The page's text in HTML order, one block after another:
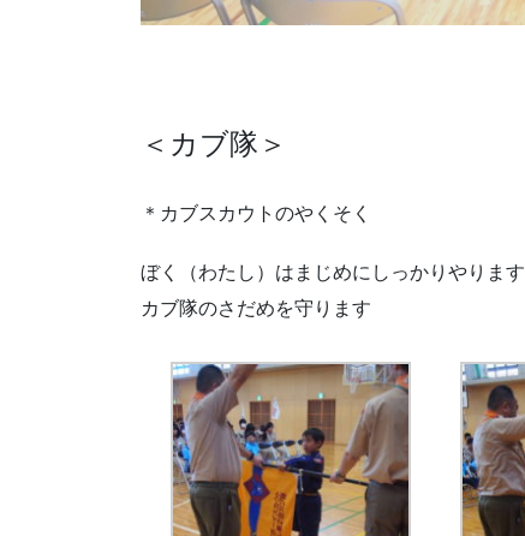
＜カブ隊＞
＊カブスカウトのやくそく
ぼく（わたし）はまじめにしっかりやります
カブ隊のさだめを守ります